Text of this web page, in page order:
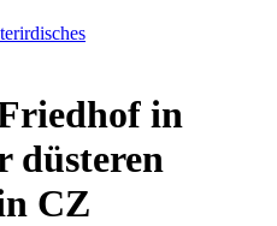
in
düsteren
CZ